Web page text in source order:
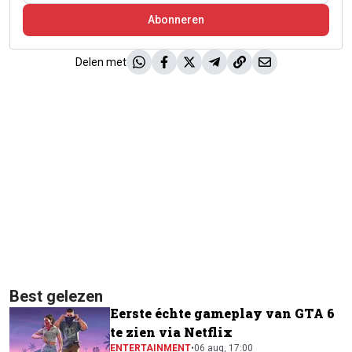
Abonneren
Delen met
Best gelezen
Eerste échte gameplay van GTA 6
te zien via Netflix
ENTERTAINMENT•06 aug, 17:00